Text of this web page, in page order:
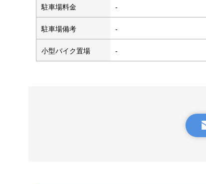
駐車場料金 -
駐車場備考 -
小型バイク置場 -